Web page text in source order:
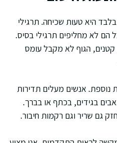
היא טעות שכיחה. תרגילי
הם לא מחליפים תרגילי בסיס.
קטנים, הגוף לא מקבל עומס
נוספת. אנשים מעלים תדירות
בגידים, בכתף או בברך.
גם שריר וגם רקמות חיבור.